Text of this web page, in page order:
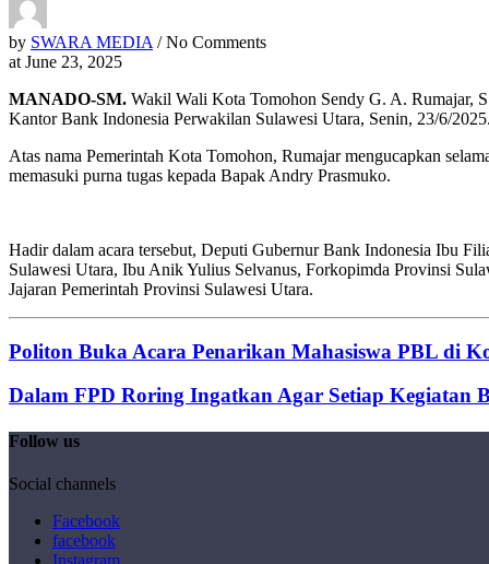
by SWARA MEDIA / No Comments
at June 23, 2025
MANADO-SM. Wakil Wali Kota Tomohon Sendy G. A. Rumajar,
Kantor Bank Indonesia Perwakilan Sulawesi Utara, Senin, 23/6/
Atas nama Pemerintah Kota Tomohon, Rumajar mengucapkan
memasuki purna tugas kepada Bapak Andry Prasmuko.
Hadir dalam acara tersebut, Deputi Gubernur Bank Indonesia Ibu
Sulawesi Utara, Ibu Anik Yulius Selvanus, Forkopimda Provinsi
Jajaran Pemerintah Provinsi Sulawesi Utara.
Politon Buka Acara Penarikan Mahasiswa PBL di
Dalam FPD Roring Ingatkan Agar Setiap Kegiatan
Follow us
Social channels
Facebook
facebook
Instagram